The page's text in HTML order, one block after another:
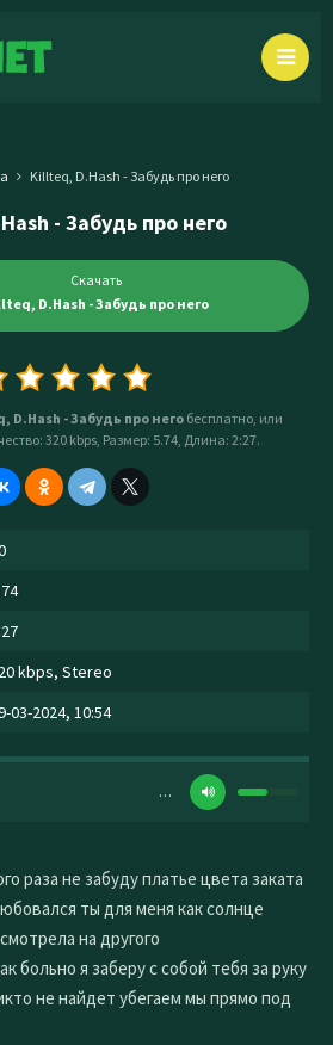
Killteq, D.Hash - Забудь про него
- Забудь про него
Скачать
D.Hash - Забудь про него
- Забудь про негобесплатно, или
320 kbps, Размер: 5.74, Длина: 2:27.
kbps, Stereo
03-2024, 10:54
…
раза не забуду платье цвета заката
ты для меня как солнце
на другого
больно я заберу с собой тебя за руку
не найдет убегаем мы прямо под